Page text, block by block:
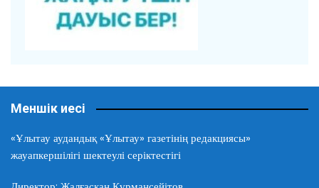
Меншік иесі
«Ұлытау аудандық «Ұлытау» газетінің редакциясы»
жауапкершілігі шектеулі серіктестігі